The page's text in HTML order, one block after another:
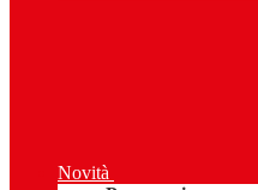
Novità